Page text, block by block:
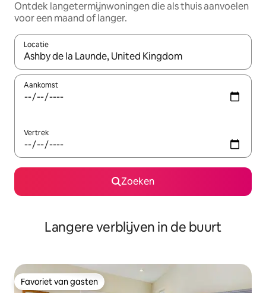
Ontdek langetermijnwoningen die als thuis aanvoelen
voor een maand of langer.
Locatie
Wanneer er resultaten beschikbaar zijn, maak je een keuze
Aankomst
Vertrek
Zoeken
Langere verblijven in de buurt
Favoriet van gasten
Favoriet van gasten